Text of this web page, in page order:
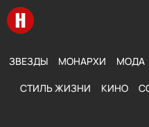
Перейти на главную
ЗВЕЗДЫ МОНАРХИ МОДА
СТИЛЬ ЖИЗНИ КИНО